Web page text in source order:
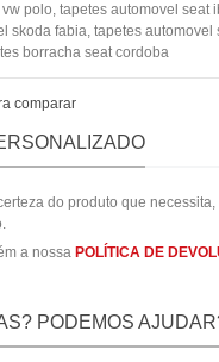
polo, tapetes automovel seat
skoda fabia, tapetes automovel
borracha seat cordoba
comparar
do produto que necessita,
a nossa POLÍTICA DE
PODEMOS